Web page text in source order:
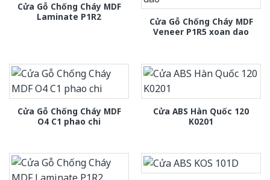
Cửa Gỗ Chống Cháy MDF
Laminate P1R2
Cửa Gỗ Chống Cháy MDF
Veneer P1R5 xoan dao
Cửa Gỗ Chống Cháy MDF
O4 C1 phao chi
Cửa ABS Hàn Quốc 120
K0201